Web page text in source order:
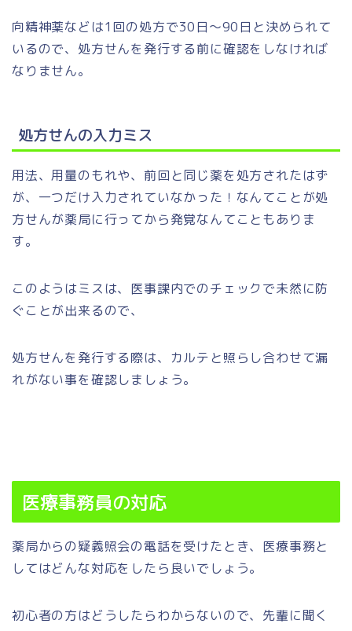
向精神薬などは1回の処方で30日～90日と決められて
いるので、処方せんを発行する前に確認をしなければ
なりません。
処方せんの入力ミス
用法、用量のもれや、前回と同じ薬を処方されたはず
が、一つだけ入力されていなかった！なんてことが処
方せんが薬局に行ってから発覚なんてこともありま
す。
このようはミスは、医事課内でのチェックで未然に防
ぐことが出来るので、
処方せんを発行する際は、カルテと照らし合わせて漏
れがない事を確認しましょう。
医療事務員の対応
薬局からの疑義照会の電話を受けたとき、医療事務と
してはどんな対応をしたら良いでしょう。
初心者の方はどうしたらわからないので、先輩に聞く